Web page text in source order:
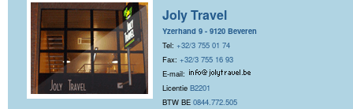
Joly Travel
Yzerhand 9 - 9120 Beveren
Tel: +32/3 755 01 74
Fax: +32/3 755 16 93
E-mail:
Licentie B2201
BTW BE 0844.772.505